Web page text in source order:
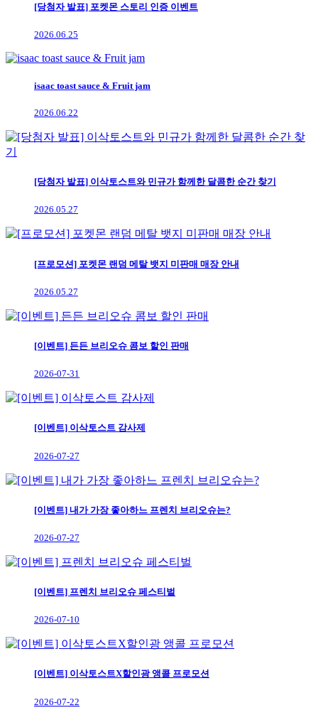
[당첨자 발표] 포켓몬 스토리 인증 이벤트
2026.06.25
isaac toast sauce & Fruit jam
2026.06.22
[당첨자 발표] 이삭토스트와 민규가 함께한 달콤한 순간 찾기
2026.05.27
[프로모션] 포켓몬 랜덤 메탈 뱃지 미판매 매장 안내
2026.05.27
[이벤트] 든든 브리오슈 콤보 할인 판매
2026-07-31
[이벤트] 이삭토스트 감사제
2026-07-27
[이벤트] 내가 가장 좋아하느 프렌치 브리오슈는?
2026-07-27
[이벤트] 프렌치 브리오슈 페스티벌
2026-07-10
[이벤트] 이삭토스트X할인광 앵콜 프로모션
2026-07-22